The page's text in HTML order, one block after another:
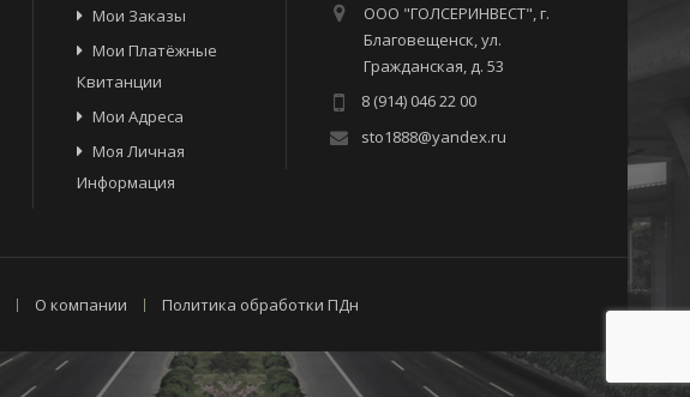
ООО "ГОЛСЕРИНВЕСТ", г.
Благовещенск, ул.
Гражданская, д. 53
8 (914) 046 22 00
sto1888@yandex.ru
Мои Заказы
Мои Платёжные
Квитанции
Мои Адреса
Моя Личная
Информация
О компании Политика обработки ПДн